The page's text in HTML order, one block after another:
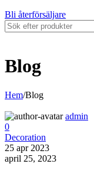
Bli återförsäljare
Blog
Hem/Blog
admin
0
Decoration
25 apr 2023
april 25, 2023